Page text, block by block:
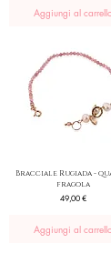
Aggiungi al
Bracciale Rugiada -
fragola
Prezzo
49,00 €
Aggiungi al